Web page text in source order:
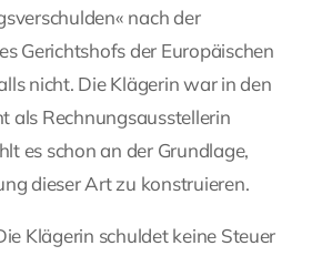
nach der
Gerichtshofs der Europäischen
nicht. Die Klägerin war in den
als Rechnungsausstellerin
es schon an der Grundlage,
dieser Art zu konstruieren.
Klägerin schuldet keine Steuer